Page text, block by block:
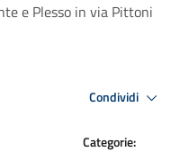
e Plesso in via Pittoni
Condividi
Categorie: